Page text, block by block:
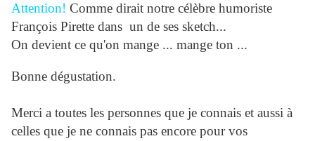
Attention! Comme dirait notre célèbre humoriste
François Pirette dans un de ses sketch...
On devient ce qu'on mange ... mange ton ...
Bonne dégustation.
Merci a toutes les personnes que je connais et aussi à
celles que je ne connais pas encore pour vos